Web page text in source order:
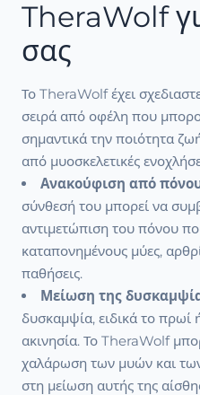
TheraWolf
σας
Το TheraWolf έχει
σειρά από οφέλη που
σημαντικά την ποιότητα
από μυοσκελετικές
Ανακούφιση από
σύνθεσή του μπορεί να
αντιμετώπιση του πόνου
καταπονημένους μύες,
παθήσεις.
Μείωση της
δυσκαμψία, ειδικά το πρωί
ακινησία. Το TheraWolf
χαλάρωση των μυών και
στη μείωση αυτής της